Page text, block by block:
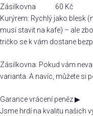
Zásilkovna
60 Kč
Kurýrem: Rychlý jako blesk
musí stavit na kafe) – ale
tričko se k vám dostane
Zásilkovna: Pokud vám
varianta. A navíc, můžete si
Garance vrácení peněz▶
Jsme hrdí na kvalitu našich